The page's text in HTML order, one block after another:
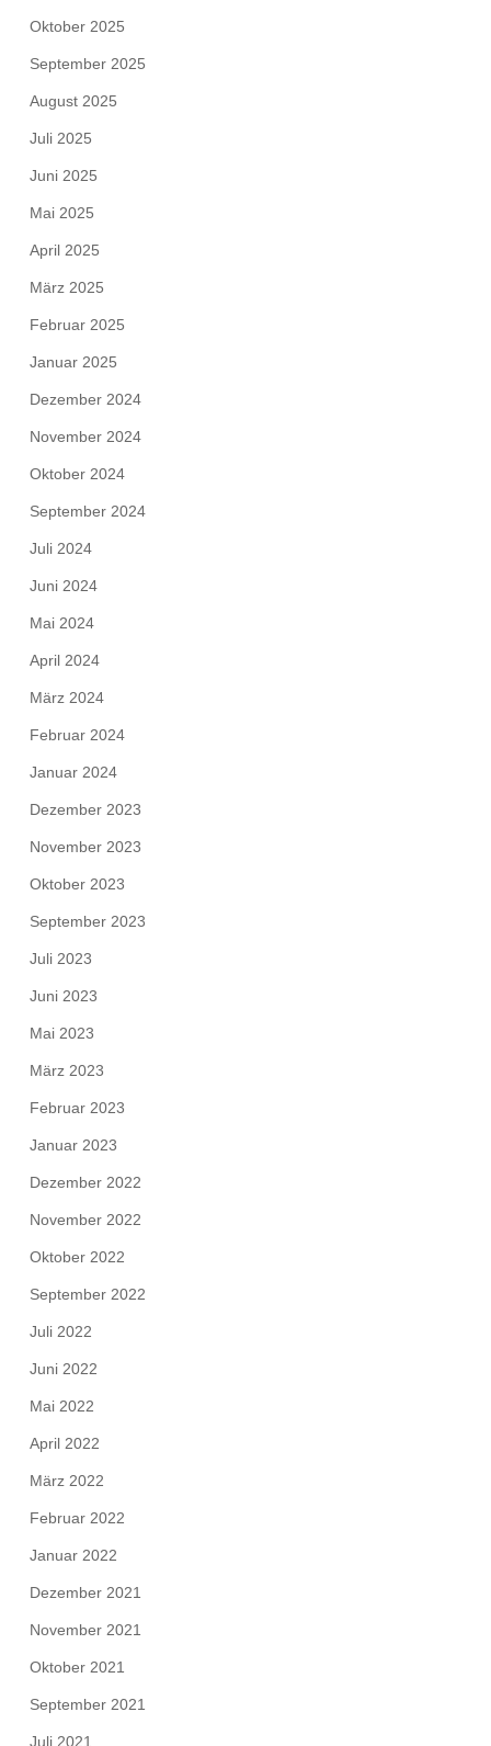
Oktober 2025
September 2025
August 2025
Juli 2025
Juni 2025
Mai 2025
April 2025
März 2025
Februar 2025
Januar 2025
Dezember 2024
November 2024
Oktober 2024
September 2024
Juli 2024
Juni 2024
Mai 2024
April 2024
März 2024
Februar 2024
Januar 2024
Dezember 2023
November 2023
Oktober 2023
September 2023
Juli 2023
Juni 2023
Mai 2023
März 2023
Februar 2023
Januar 2023
Dezember 2022
November 2022
Oktober 2022
September 2022
Juli 2022
Juni 2022
Mai 2022
April 2022
März 2022
Februar 2022
Januar 2022
Dezember 2021
November 2021
Oktober 2021
September 2021
Juli 2021